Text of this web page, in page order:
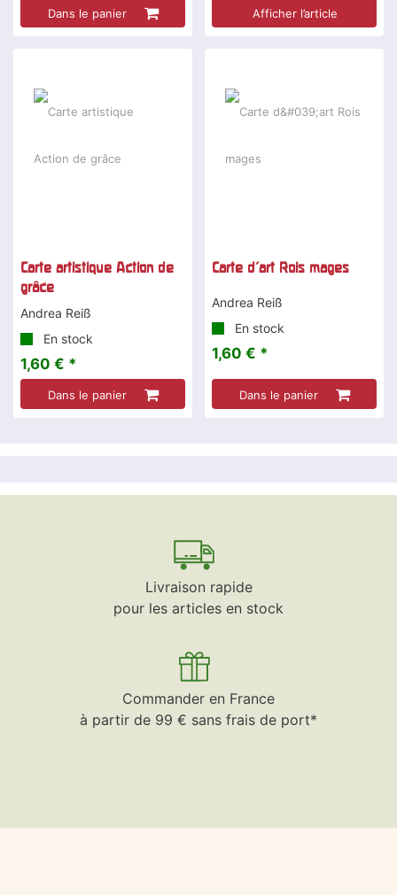
Dans le panier Afficher l’article
Carte artistique Action de
grâce
Andrea Reiß
En stock
1,60 € *
Dans le panier
Carte d'art Rois mages
Andrea Reiß
En stock
1,60 € *
Dans le panier
Livraison rapide
pour les articles en stock
Commander en France
à partir de 99 € sans frais de port*